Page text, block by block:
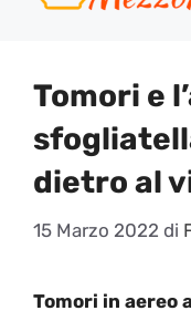
contenuto
Tomori e
dietro al
15 Marzo 2022 di
Tomori in aereo